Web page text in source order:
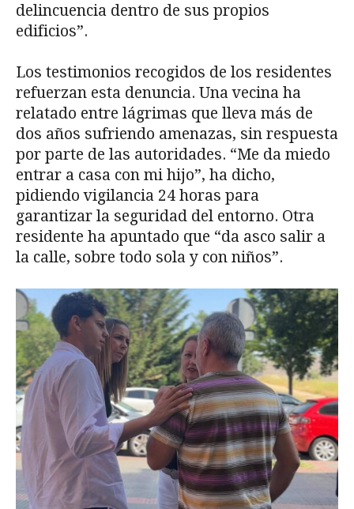
delincuencia dentro de sus propios
edificios”.
Los testimonios recogidos de los residentes
refuerzan esta denuncia. Una vecina ha
relatado entre lágrimas que lleva más de
dos años sufriendo amenazas, sin respuesta
por parte de las autoridades. “Me da miedo
entrar a casa con mi hijo”, ha dicho,
pidiendo vigilancia 24 horas para
garantizar la seguridad del entorno. Otra
residente ha apuntado que “da asco salir a
la calle, sobre todo sola y con niños”.